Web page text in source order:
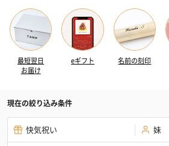
最短翌日
お届け
eギフト 名前の刻印
現在の絞り込み条件
快気祝い 妹